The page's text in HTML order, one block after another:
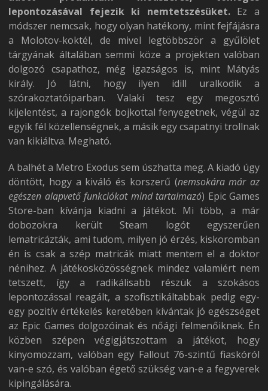
lepontozásával fejezik ki nemtetszésüket.Ez a
módszer nemcsak, hogy olyan hatékony, mint fejfájásra
a Molotov-koktél, de mivel legtöbbször a gyűlölet
tárgyának általában semmi köze a projekten valóban
dolgozó csapathoz, még igazságos is, mint Mátyás
király. Jó látni, hogy ilyen idill uralkodik a
szórakoztatóiparban. Valaki tesz egy megosztó
kijelentést, a rajongók bojkottal fenyegetnek, végül az
egyik fél közellenségnek, a másik egy csapatnyi trollnak
van kikiáltva. Megható.
A balhét a Metro Exodus sem úszhatta meg. A kiadó úgy
döntött, hogy a kiváló és korszerű (nemsokára már az
egészen alapvető funkciókat mind tartalmazó) Epic Games
Store-ban kívánja kiadni a játékot. Mi több, a már
dobozokra került Steam logót egyszerűen
lematricázták, ami tudom, milyen jó érzés, kiskoromban
én is csak a szép matricák miatt mentem el a doktor
nénihez. A játékosközösségnek mindez valamiért nem
tetszett, így a radikálisabb részük a szokásos
lepontozással reagált, a szofisztikáltabbak pedig egy-
egy pozitív értékelés keretében kívántak jó egészséget
az Epic Games dolgozóinak és nőági felmenőiknek. Én
közben szépen végigjátszottam a játékot, hogy
kinyomozzam, valóban egy Fallout 76-szintű fiaskóról
van-e szó, és valóban égető szükség van-e a fegyverek
kipingálására.